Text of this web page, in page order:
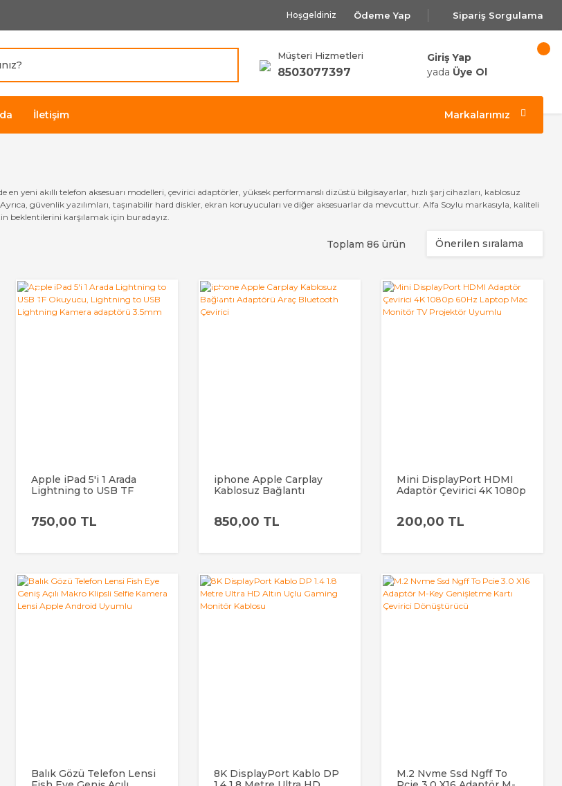
Hoşgeldiniz Ödeme Yap Sipariş Sorgulama
Müşteri Hizmetleri
8503077397
Giriş Yap
yada Üye Ol
İletişim Markalarımız
yeni akıllı telefon aksesuarı modelleri, çevirici adaptörler, yüksek performanslı dizüstü bilgisayarlar, hızlı şarj cihazları, kablosuz
güvenlik yazılımları, taşınabilir hard diskler, ekran koruyucuları ve diğer aksesuarlar da mevcuttur. Alfa Soylu markasıyla, kaliteli
beklentilerini karşılamak için buradayız.
Toplam 86 ürün
YENİ
Apple iPad 5'i 1 Arada
Lightning to USB TF
adaptörü 3.5mm
750,00 TL
YENİ
iphone Apple Carplay
Kablosuz Bağlantı
850,00 TL
Mini DisplayPort HDMI
Adaptör Çevirici 4K 1080p
Uyumlu
200,00 TL
Balık Gözü Telefon Lensi
8K DisplayPort Kablo DP
M.2 Nvme Ssd Ngff To